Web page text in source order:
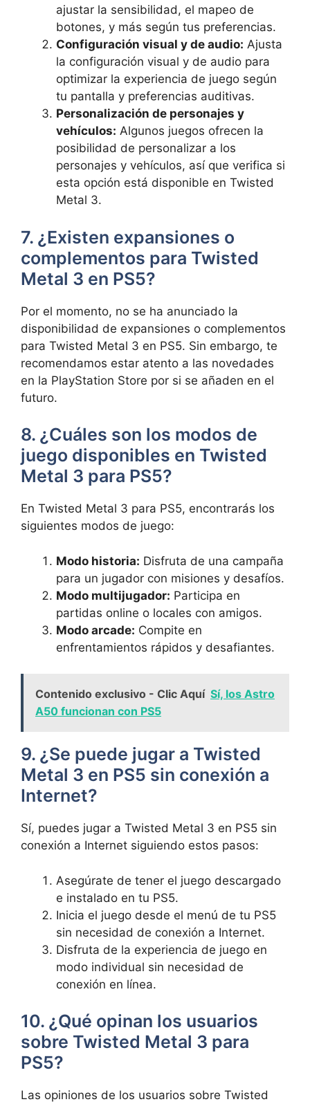
ajustar la sensibilidad, el mapeo de
botones, y más según tus preferencias.
Configuración visual y de audio: Ajusta
la configuración visual y de audio para
optimizar la experiencia de juego según
tu pantalla y preferencias auditivas.
Personalización de personajes y
vehículos: Algunos juegos ofrecen la
posibilidad de personalizar a los
personajes y vehículos, así que verifica si
esta opción está disponible en Twisted
Metal 3.
7. ¿Existen expansiones o
complementos para Twisted
Metal 3 en PS5?
Por el momento, no se ha anunciado la
disponibilidad de expansiones o complementos
para Twisted Metal 3 en PS5. Sin embargo, te
recomendamos estar atento a las novedades
en la PlayStation Store por si se añaden en el
futuro.
8. ¿Cuáles son los modos de
juego disponibles en Twisted
Metal 3 para PS5?
En Twisted Metal 3 para PS5, encontrarás los
siguientes modos de juego:
Modo historia: Disfruta de una campaña
para un jugador con misiones y desafíos.
Modo multijugador: Participa en
partidas online o locales con amigos.
Modo arcade: Compite en
enfrentamientos rápidos y desafiantes.
Contenido exclusivo - Clic Aquí Sí, los Astro
A50 funcionan con PS5
9. ¿Se puede jugar a Twisted
Metal 3 en PS5 sin conexión a
Internet?
Sí, puedes jugar a Twisted Metal 3 en PS5 sin
conexión a Internet siguiendo estos pasos:
Asegúrate de tener el juego descargado
e instalado en tu PS5.
Inicia el juego desde el menú de tu PS5
sin necesidad de conexión a Internet.
Disfruta de la experiencia de juego en
modo individual sin necesidad de
conexión en línea.
10. ¿Qué opinan los usuarios
sobre Twisted Metal 3 para
PS5?
Las opiniones de los usuarios sobre Twisted